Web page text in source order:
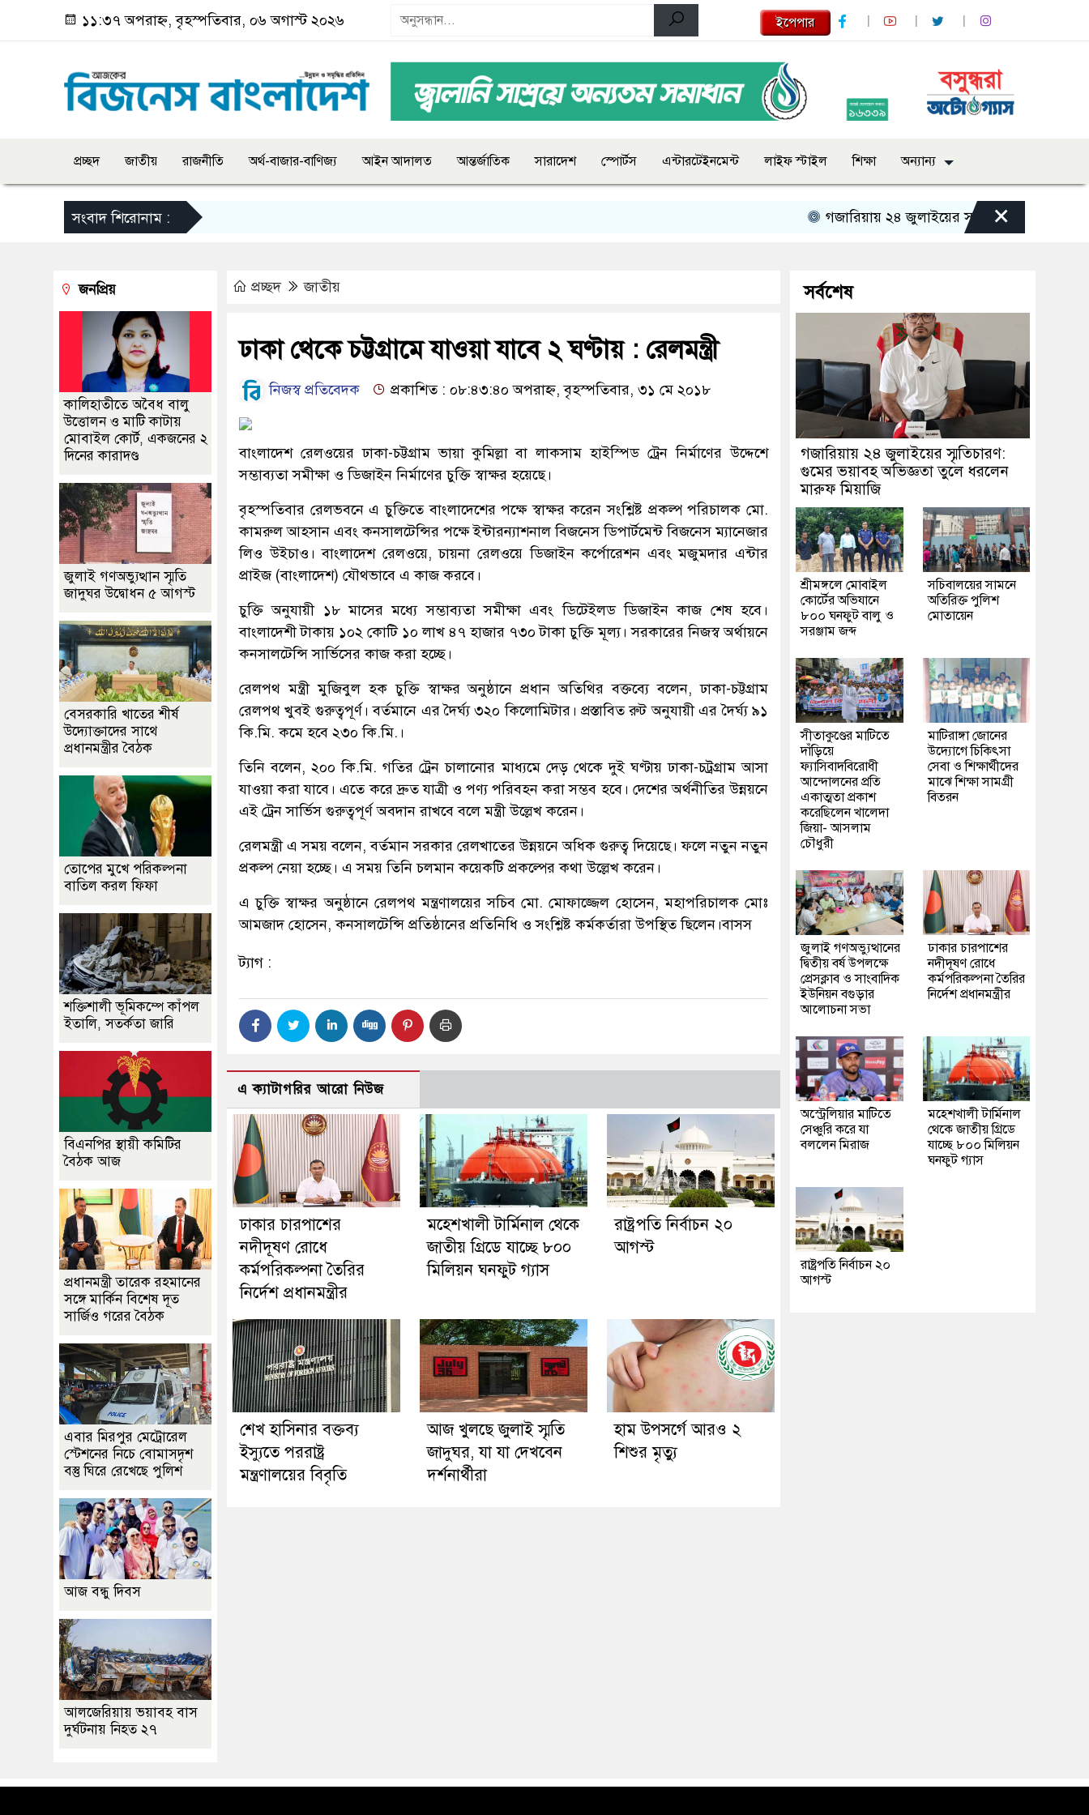
১১:৩৭ অপরাহ্ন, বৃহস্পতিবার, ০৬ অগাস্ট ২০২৬ ইপেপার
প্রচ্ছদ জাতীয় রাজনীতি অর্থ-বাজার-বাণিজ্য আইন আদালত আন্তর্জাতিক সারাদেশ স্পোর্টস এন্টারটেইনমেন্ট লাইফ স্টাইল শিক্ষা অন্যান্য
সংবাদ শিরোনাম : গজারিয়ায় ২৪ জুলাইয়ের স্মৃতিচারণ: গুমের ভয়াবহ
×
প্রচ্ছদ জাতীয়
ঢাকা থেকে চট্টগ্রামে যাওয়া যাবে ২ ঘণ্টায় : রেলমন্ত্রী
নিজস্ব প্রতিবেদক প্রকাশিত : ০৮:৪৩:৪০ অপরাহ্ন, বৃহস্পতিবার, ৩১ মে ২০১৮
বাংলাদেশ রেলওয়ের ঢাকা-চট্টগ্রাম ভায়া কুমিল্লা বা লাকসাম হাইস্পিড ট্রেন নির্মাণের উদ্দেশে
সম্ভাব্যতা সমীক্ষা ও ডিজাইন নির্মাণের চুক্তি স্বাক্ষর হয়েছে।
বৃহস্পতিবার রেলভবনে এ চুক্তিতে বাংলাদেশের পক্ষে স্বাক্ষর করেন সংশ্লিষ্ট প্রকল্প পরিচালক মো.
কামরুল আহসান এবং কনসালটেন্সির পক্ষে ইন্টারন্যাশনাল বিজনেস ডিপার্টমেন্ট বিজনেস ম্যানেজার
লিও উইচাও। বাংলাদেশ রেলওয়ে, চায়না রেলওয়ে ডিজাইন কর্পোরেশন এবং মজুমদার এন্টার
প্রাইজ (বাংলাদেশ) যৌথভাবে এ কাজ করবে।
চুক্তি অনুযায়ী ১৮ মাসের মধ্যে সম্ভাব্যতা সমীক্ষা এবং ডিটেইলড ডিজাইন কাজ শেষ হবে।
বাংলাদেশী টাকায় ১০২ কোটি ১০ লাখ ৪৭ হাজার ৭৩০ টাকা চুক্তি মূল্য। সরকারের নিজস্ব অর্থায়নে
কনসালটেন্সি সার্ভিসের কাজ করা হচ্ছে।
রেলপথ মন্ত্রী মুজিবুল হক চুক্তি স্বাক্ষর অনুষ্ঠানে প্রধান অতিথির বক্তব্যে বলেন, ঢাকা-চট্টগ্রাম
রেলপথ খুবই গুরুত্বপূর্ণ। বর্তমানে এর দৈর্ঘ্য ৩২০ কিলোমিটার। প্রস্তাবিত রুট অনুযায়ী এর দৈর্ঘ্য ৯১
কি.মি. কমে হবে ২৩০ কি.মি.।
তিনি বলেন, ২০০ কি.মি. গতির ট্রেন চালানোর মাধ্যমে দেড় থেকে দুই ঘণ্টায় ঢাকা-চট্রগ্রাম আসা
যাওয়া করা যাবে। এতে করে দ্রুত যাত্রী ও পণ্য পরিবহন করা সম্ভব হবে। দেশের অর্থনীতির উন্নয়নে
এই ট্রেন সার্ভিস গুরুত্বপূর্ণ অবদান রাখবে বলে মন্ত্রী উল্লেখ করেন।
রেলমন্ত্রী এ সময় বলেন, বর্তমান সরকার রেলখাতের উন্নয়নে অধিক গুরুত্ব দিয়েছে। ফলে নতুন নতুন
প্রকল্প নেয়া হচ্ছে। এ সময় তিনি চলমান কয়েকটি প্রকল্পের কথা উল্লেখ করেন।
এ চুক্তি স্বাক্ষর অনুষ্ঠানে রেলপথ মন্ত্রণালয়ের সচিব মো. মোফাজ্জেল হোসেন, মহাপরিচালক মোঃ
আমজাদ হোসেন, কনসালটেন্সি প্রতিষ্ঠানের প্রতিনিধি ও সংশ্লিষ্ট কর্মকর্তারা উপস্থিত ছিলেন।বাসস
ট্যাগ :
এ ক্যাটাগরির আরো নিউজ
ঢাকার চারপাশের
নদীদূষণ রোধে
কর্মপরিকল্পনা তৈরির
নির্দেশ প্রধানমন্ত্রীর
মহেশখালী টার্মিনাল থেকে
জাতীয় গ্রিডে যাচ্ছে ৮০০
মিলিয়ন ঘনফুট গ্যাস
রাষ্ট্রপতি নির্বাচন ২০
আগস্ট
শেখ হাসিনার বক্তব্য
ইস্যুতে পররাষ্ট্র
মন্ত্রণালয়ের বিবৃতি
আজ খুলছে জুলাই স্মৃতি
জাদুঘর, যা যা দেখবেন
দর্শনার্থীরা
হাম উপসর্গে আরও ২
শিশুর মৃত্যু
জনপ্রিয়
কালিহাতীতে অবৈধ বালু
উত্তোলন ও মাটি কাটায়
মোবাইল কোর্ট, একজনের ২
দিনের কারাদণ্ড
জুলাই গণঅভ্যুত্থান স্মৃতি
জাদুঘর উদ্বোধন ৫ আগস্ট
বেসরকারি খাতের শীর্ষ
উদ্যোক্তাদের সাথে
প্রধানমন্ত্রীর বৈঠক
তোপের মুখে পরিকল্পনা
বাতিল করল ফিফা
শক্তিশালী ভূমিকম্পে কাঁপল
ইতালি, সতর্কতা জারি
বিএনপির স্থায়ী কমিটির
বৈঠক আজ
প্রধানমন্ত্রী তারেক রহমানের
সঙ্গে মার্কিন বিশেষ দূত
সার্জিও গরের বৈঠক
এবার মিরপুর মেট্রোরেল
স্টেশনের নিচে বোমাসদৃশ
বস্তু ঘিরে রেখেছে পুলিশ
আজ বন্ধু দিবস
আলজেরিয়ায় ভয়াবহ বাস
দুর্ঘটনায় নিহত ২৭
সর্বশেষ
গজারিয়ায় ২৪ জুলাইয়ের স্মৃতিচারণ:
গুমের ভয়াবহ অভিজ্ঞতা তুলে ধরলেন
মারুফ মিয়াজি
শ্রীমঙ্গলে মোবাইল
কোর্টের অভিযানে
৮০০ ঘনফুট বালু ও
সরঞ্জাম জব্দ
সচিবালয়ের সামনে
অতিরিক্ত পুলিশ
মোতায়েন
সীতাকুণ্ডের মাটিতে
দাঁড়িয়ে
ফ্যাসিবাদবিরোধী
আন্দোলনের প্রতি
একাত্মতা প্রকাশ
করেছিলেন খালেদা
জিয়া- আসলাম
চৌধুরী
মাটিরাঙ্গা জোনের
উদ্যোগে চিকিৎসা
সেবা ও শিক্ষার্থীদের
মাঝে শিক্ষা সামগ্রী
বিতরন
জুলাই গণঅভ্যুত্থানের
দ্বিতীয় বর্ষ উপলক্ষে
প্রেসক্লাব ও সাংবাদিক
ইউনিয়ন বগুড়ার
আলোচনা সভা
ঢাকার চারপাশের
নদীদূষণ রোধে
কর্মপরিকল্পনা তৈরির
নির্দেশ প্রধানমন্ত্রীর
অস্ট্রেলিয়ার মাটিতে
সেঞ্চুরি করে যা
বললেন মিরাজ
মহেশখালী টার্মিনাল
থেকে জাতীয় গ্রিডে
যাচ্ছে ৮০০ মিলিয়ন
ঘনফুট গ্যাস
রাষ্ট্রপতি নির্বাচন ২০
আগস্ট